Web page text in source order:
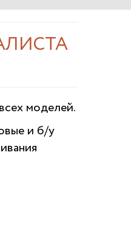
моделей.
и б/у